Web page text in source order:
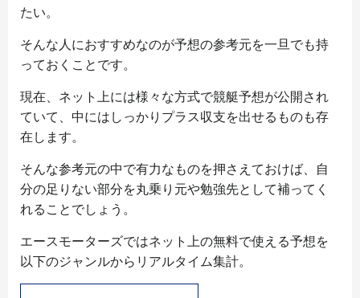
たい。
そんな人におすすめなのが予想の参考元を一旦でも持
っておくことです。
現在、ネット上には様々な方式で競艇予想が公開され
ていて、中にはしっかりプラス収支を出せるものも存
在します。
そんな参考元の中で有力なものを押さえておけば、自
分の足りない部分を丸乗り元や勉強先として補ってく
れることでしょう。
エースモーターズではネット上の無料で使える予想を
以下のジャンルからリアルタイム集計。